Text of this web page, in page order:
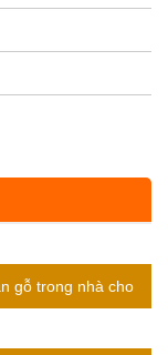
gỗ trong nhà cho